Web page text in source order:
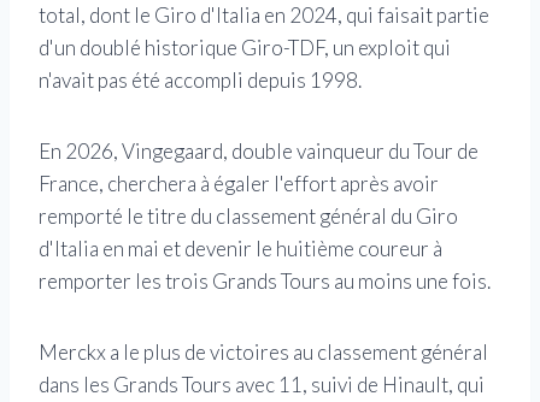
total, dont le Giro d'Italia en 2024, qui faisait partie
d'un doublé historique Giro-TDF, un exploit qui
n'avait pas été accompli depuis 1998.
En 2026, Vingegaard, double vainqueur du Tour de
France, cherchera à égaler l'effort après avoir
remporté le titre du classement général du Giro
d'Italia en mai et devenir le huitième coureur à
remporter les trois Grands Tours au moins une fois.
Merckx a le plus de victoires au classement général
dans les Grands Tours avec 11, suivi de Hinault, qui